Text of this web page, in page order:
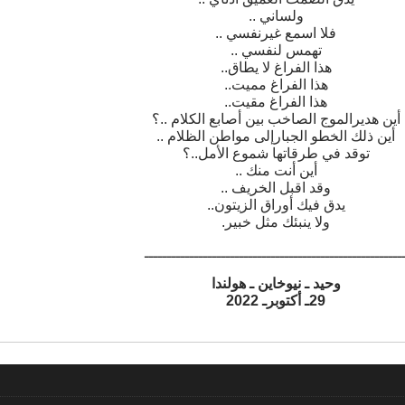
ولساني ..
فلا اسمع غيرنفسي ..
تهمس لنفسي ..
هذا الفراغ لا يطاق..
هذا الفراغ مميت..
هذا الفراغ مقيت..
أين هديرالموج الصاخب بين أصابع الكلام ..؟
أين ذلك الخطو الجبارإلى مواطن الظلام ..
توقد في طرقاتها شموع الأمل..؟
أين أنت منك ..
وقد اقبل الخريف ..
يدق فيك أوراق الزيتون..
ولا ينبئك مثل خبير.
وحيد ـ نيوخاين ـ هولندا
29ـ أكتوبرـ 2022